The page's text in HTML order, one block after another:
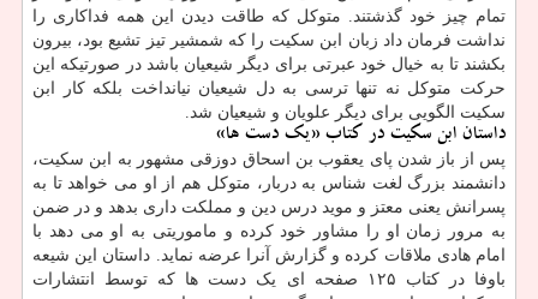
تمام چیز خود گذشتند. متوکل که طاقت دیدن این همه فداکاری را
نداشت فرمان داد زبان ابن سکیت را که شمشیر تیز تشیع بود، بیرون
بکشند تا به خیال خود عبرتی برای دیگر شیعیان باشد در صورتیکه این
حرکت متوکل نه تنها ترسی به دل شیعیان نیانداخت بلکه کار ابن
سکیت الگویی برای دیگر علویان و شیعیان شد.
داستان ابن سکیت در کتاب «یک دست ها»
پس از باز شدن پای یعقوب بن اسحاق دوزقی مشهور به ابن سکیت،
دانشمند بزرگ لغت شناس به دربار، متوکل هم از او می خواهد تا به
پسرانش یعنی معتز و موید درس دین و مملکت داری بدهد و در ضمن
به مرور زمان او را مشاور خود کرده و ماموریتی به او می دهد با
امام هادی ملاقات کرده و گزارش آنرا عرضه نماید. داستان این شیعه
باوفا در کتاب ۱۲۵ صفحه ای یک دست ها که توسط انتشارات